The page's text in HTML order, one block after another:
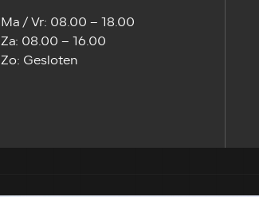
Ma / Vr: 08.00 – 18.00
Za: 08.00 – 16.00
Zo: Gesloten